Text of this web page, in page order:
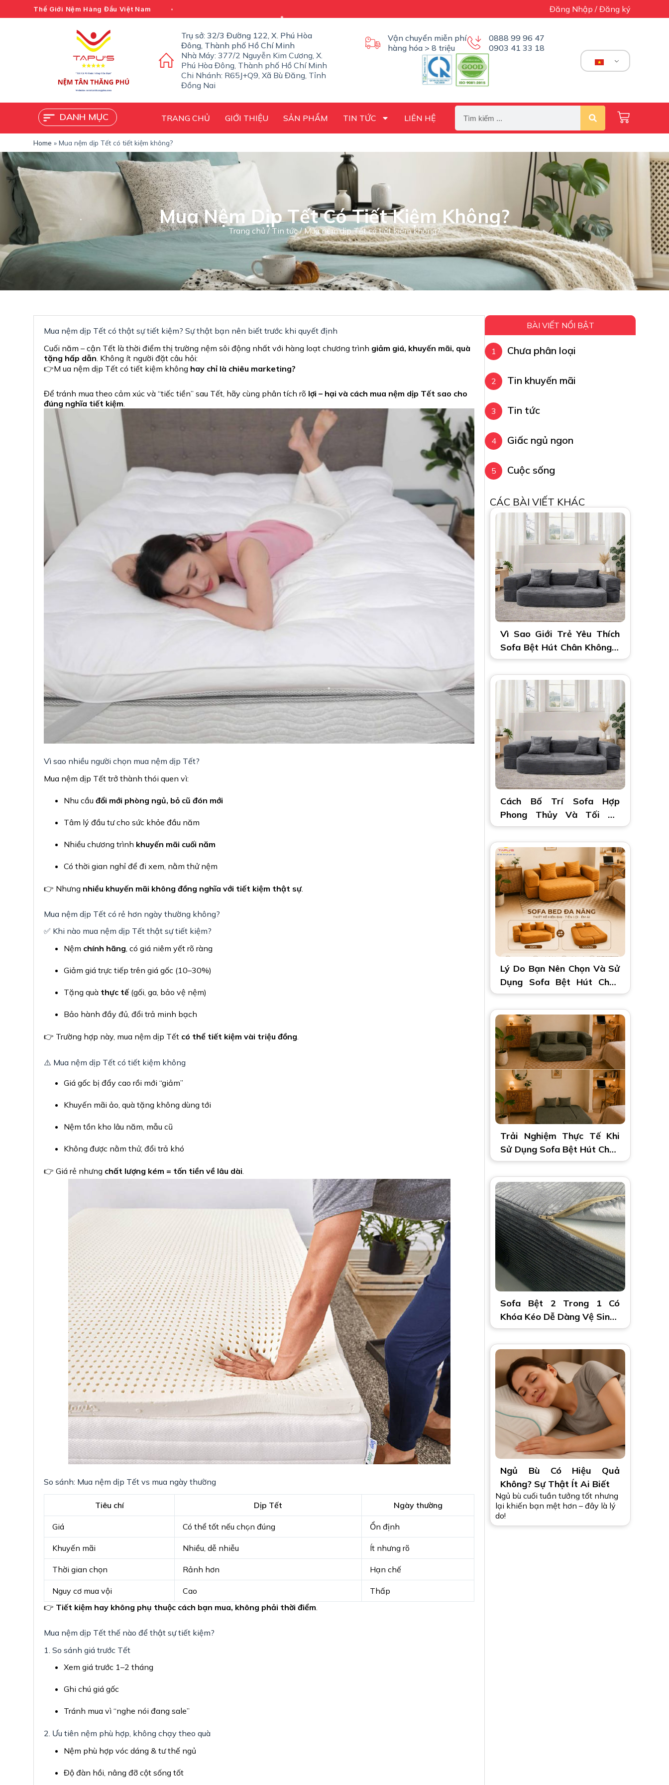
h
ộ
i
d
u
n
g
Thế Giới Nệm Hàng Đầu Việt Nam Đăng Nhập / Đăng ký
Trụ sở: 32/3 Đường 122, X. Phú Hòa
Đông, Thành phố Hồ Chí Minh
Nhà Máy: 377/2 Nguyễn Kim Cương, X.
Phú Hòa Đông, Thành phố Hồ Chí Minh
Chi Nhánh: R65J+Q9, Xã Bù Đăng, Tỉnh
Đồng Nai
Vận chuyển miễn phí
hàng hóa > 8 triệu
0888 99 96 47
0903 41 33 18
DANH MỤC TRANG CHỦ GIỚI THIỆU SẢN PHẨM TIN TỨC LIÊN HỆ
Home »Mua nệm dịp Tết có tiết kiệm không?
Mua Nệm Dịp Tết Có Tiết Kiệm Không?
Trang chủ / Tin tức/ Mua nệm dịp Tết có tiết kiệm không?
Mua nệm dịp Tết có thật sự tiết kiệm? Sự thật bạn nên biết trước khi quyết định
Cuối năm – cận Tết là thời điểm thị trường nệm sôi động nhất với hàng loạt chương trình giảm giá, khuyến mãi, quà
tặng hấp dẫn . Không ít người đặt câu hỏi:
👉M ua nệm dịp Tết có tiết kiệm không hay chỉ là chiêu marketing?
Để tránh mua theo cảm xúc và “tiếc tiền” sau Tết, hãy cùng phân tích rõ lợi – hại và cách mua nệm dịp Tết sao cho
đúng nghĩa tiết kiệm
Vì sao nhiều người chọn mua nệm dịp Tết?
Mua nệm dịp Tết trở thành thói quen vì:
Nhu cầuđổi mới phòng ngủ, bỏ cũ đón mới
Tâm lý đầu tư cho sức khỏe đầu năm
Nhiều chương trình khuyến mãi cuối năm
Có thời gian nghỉ để đi xem, nằm thử nệm
👉 Nhưng nhiều khuyến mãi không đồng nghĩa với tiết kiệm thật sự.
Mua nệm dịp Tết có rẻ hơn ngày thường không?
✅ Khi nào mua nệm dịp Tết thật sự tiết kiệm?
Nệm chính hãng, có giá niêm yết rõ ràng
Giảm giá trực tiếp trên giá gốc (10–30%)
Tặng quà thực tế (gối, ga, bảo vệ nệm)
Bảo hành đầy đủ, đổi trả minh bạch
👉 Trường hợp này, mua nệm dịp Tết có thể tiết kiệm vài triệu đồng.
⚠️ Mua nệm dịp Tết có tiết kiệm không
Giá gốc bị đẩy cao rồi mới “giảm”
Khuyến mãi ảo, quà tặng không dùng tới
Nệm tồn kho lâu năm, mẫu cũ
Không được nằm thử, đổi trả khó
👉 Giá rẻ nhưng chất lượng kém = tốn tiền về lâu dài
So sánh: Mua nệm dịp Tết vs mua ngày thường
Tiêu chí Dịp Tết Ngày thường
Giá Có thể tốt nếu chọn đúng Ổn định
Khuyến mãi Nhiều, dễ nhiễu Ít nhưng rõ
Thời gian chọn Rảnh hơn Hạn chế
Nguy cơ mua vội Cao
Thấp
👉 Tiết kiệm hay không phụ thuộc cách bạn mua, không phải thời điểm
Mua nệm dịp Tết thế nào để thật sự tiết kiệm?
1. So sánh giá trước Tết
Xem giá trước 1–2 tháng
Ghi chú giá gốc
Tránh mua vì “nghe nói đang sale”
2. Ưu tiên nệm phù hợp, không chạy theo quà
Nệm phù hợp vóc dáng & tư thế ngủ
Độ đàn hồi, nâng đỡ cột sống tốt
BÀI VIẾT NỔI BẬT
Chưa phân loại
Tin khuyến mãi
Tin tức
Giấc ngủ ngon
Cuộc sống
CÁC BÀI VIẾT KHÁC
Vì Sao Giới Trẻ Yêu Thích
Sofa Bệt Hút Chân Không 2
Trong 1?
Cách Bố Trí Sofa Hợp
Phong Thủy Và Tối Ưu
Không Gian
Lý Do Bạn Nên Chọn Và Sử
Dụng Sofa Bệt Hút Chân
Không 2 Trong 1 | Đa Năng
Trải Nghiệm Thực Tế Khi
Sử Dụng Sofa Bệt Hút Chân
Không 2 Trong 1
Sofa Bệt 2 Trong 1 Có
Khóa Kéo Dễ Dàng Vệ Sinh |
Tiện Lợi, Êm Ái
Ngủ Bù Có Hiệu Quả
Không? Sự Thật Ít Ai Biết
Ngủ bù cuối tuần tưởng tốt nhưng
lại khiến bạn mệt hơn – đây là lý
do!